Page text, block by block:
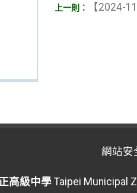
【2024-
網站安
高級中學 Taipei Municipal